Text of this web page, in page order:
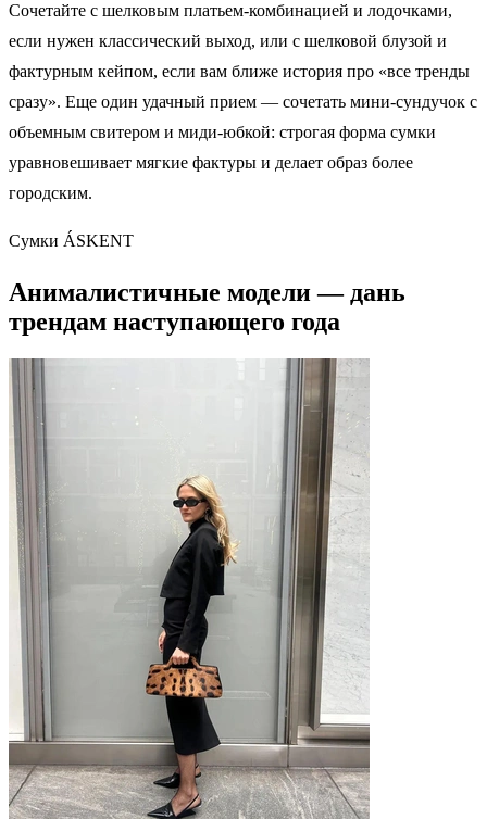
Сочетайте с шелковым платьем-комбинацией и лодочками,
если нужен классический выход, или с шелковой блузой и
фактурным кейпом, если вам ближе история про «все тренды
сразу». Еще один удачный прием — сочетать мини-сундучок с
объемным свитером и миди-юбкой: строгая форма сумки
уравновешивает мягкие фактуры и делает образ более
городским.
Сумки ÁSKENT
Анималистичные модели — дань
трендам наступающего года